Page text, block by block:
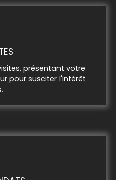
présentant votre
pour susciter l'intérêt